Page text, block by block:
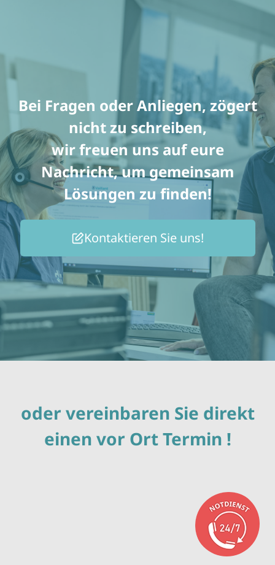
Bei Fragen oder Anliegen, zögert
nicht zu schreiben,
wir freuen uns auf eure
Nachricht, um gemeinsam
Lösungen zu finden!
Kontaktieren Sie uns!
oder vereinbaren Sie direkt
einen vor Ort Termin !